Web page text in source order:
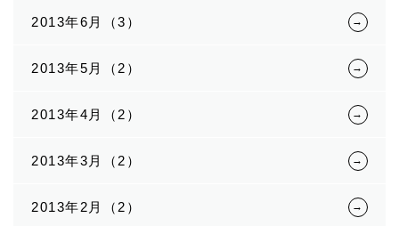
2013年6月（3）
2013年5月（2）
2013年4月（2）
2013年3月（2）
2013年2月（2）